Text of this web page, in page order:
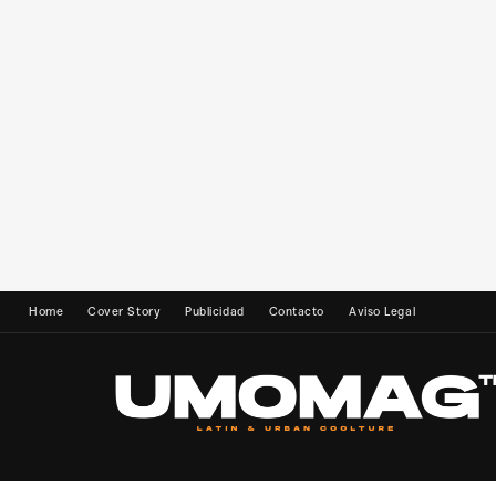
Home Cover Story Publicidad Contacto Aviso Legal